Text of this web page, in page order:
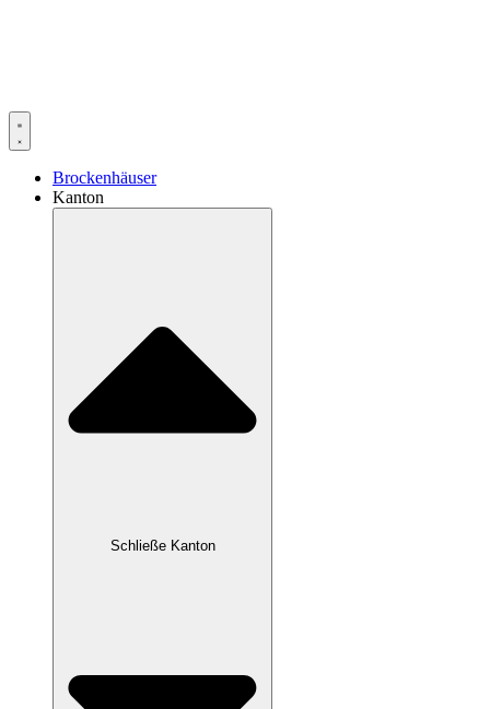
Brockenhäuser
Kanton
Schließe Kanton